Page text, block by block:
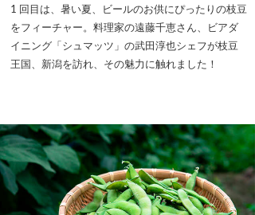
1 回目は、暑い夏、ビールのお供にぴったりの枝豆
をフィーチャー。料理家の遠藤千恵さん、ビアダ
イニング「シュマッツ」の武田淳也シェフが枝豆
王国、新潟を訪れ、その魅力に触れました！